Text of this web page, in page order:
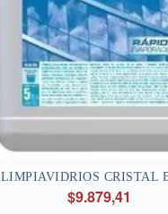
LIMPIAVIDRIOS CRISTAL
$9.879,41